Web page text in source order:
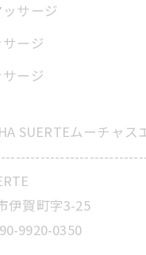
サージ
ージ
ージ
SUERTEムーチャ
伊賀町字3-25
9920-0350